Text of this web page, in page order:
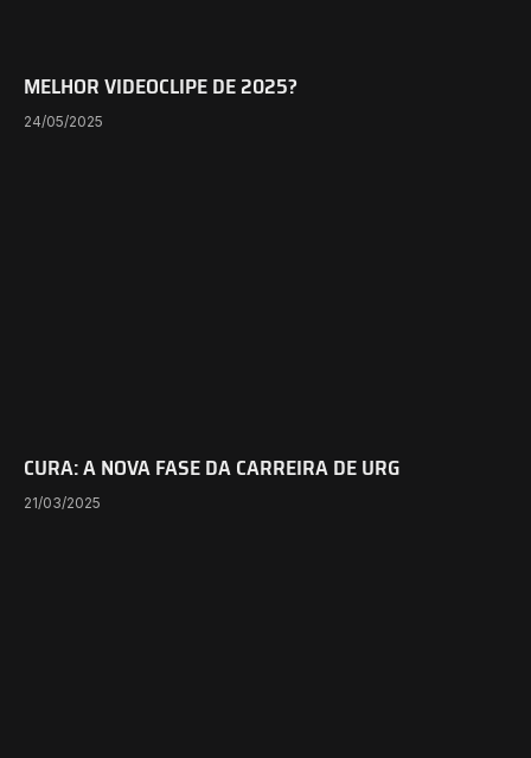
MELHOR VIDEOCLIPE DE 2025?
24/05/2025
CURA: A NOVA FASE DA CARREIRA DE URG
21/03/2025